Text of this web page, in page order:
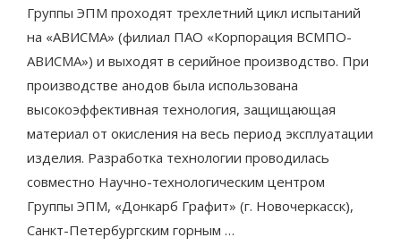
Группы ЭПМ проходят трехлетний цикл испытаний
на «АВИСМА» (филиал ПАО «Корпорация ВСМПО-
АВИСМА») и выходят в серийное производство. При
производстве анодов была использована
высокоэффективная технология, защищающая
материал от окисления на весь период эксплуатации
изделия. Разработка технологии проводилась
совместно Научно-технологическим центром
Группы ЭПМ, «Донкарб Графит» (г. Новочеркасск),
Санкт-Петербургским горным …